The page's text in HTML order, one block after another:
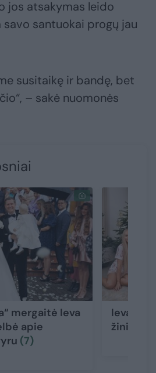
jos atsakymas leido
santuokai progų jau
susitaikę ir bandę, bet
– sakė nuomonės
mergaitė Ieva
apie
(7)
Ieva
žinią: